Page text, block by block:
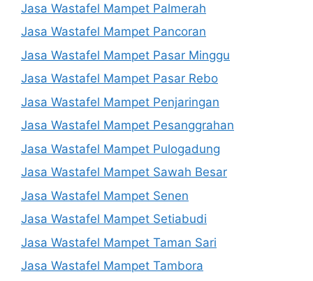
Jasa Wastafel Mampet Palmerah
Jasa Wastafel Mampet Pancoran
Jasa Wastafel Mampet Pasar Minggu
Jasa Wastafel Mampet Pasar Rebo
Jasa Wastafel Mampet Penjaringan
Jasa Wastafel Mampet Pesanggrahan
Jasa Wastafel Mampet Pulogadung
Jasa Wastafel Mampet Sawah Besar
Jasa Wastafel Mampet Senen
Jasa Wastafel Mampet Setiabudi
Jasa Wastafel Mampet Taman Sari
Jasa Wastafel Mampet Tambora